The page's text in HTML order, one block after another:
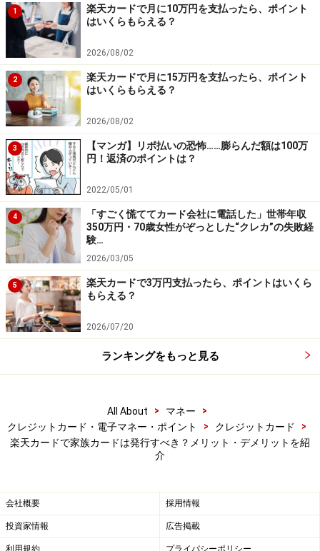
本会員と生計を同じくしている配偶者、親
本会員と生計を同じくしている18歳以上の子供（高
校生を除く）
家族であっても、生計を同じくしていない場合には家族
カードを持つことができないこともあります。また、18
歳未満の子供も基本的に対象外となります。
審査について
家族カードは通常のクレジットカードと違い、本会員の
信用でカードを発行するため、審査の必要がありませ
ん。
そのため、収入のない学生や専業主婦でもカードを作る
ことができます。
本会員がゴールドカードであれば、家族カードも同じグ
レードのカードが発行されます（※例外もあります）。
豪華な特典が家族もお得に利用できるようになるので、
賢く活用しましょう。
楽天カードにおける本カードとの違い
楽天カードにおける、本カードと家族カードの違いにつ
1
楽天カードで月に10万円を支払ったら、ポイント
はいくらもらえる？
2026/08/02
2
楽天カードで月に15万円を支払ったら、ポイント
はいくらもらえる？
2026/08/02
3
【マンガ】リボ払いの恐怖……膨らんだ額は100万
円！返済のポイントは？
2022/05/01
4
「すごく慌ててカード会社に電話した」世帯年収
350万円・70歳女性がぞっとした“クレカ”の失敗経
験…
2026/03/05
5
楽天カードで3万円支払ったら、ポイントはいくら
もらえる？
2026/07/20
ランキングをもっと見る
All About > マネー
>
クレジットカード・電子マネー・ポイント
> クレジットカード
>
楽天カードで家族カードは発行すべき？メリット・デメリットを紹
介
会社概要 採用情報
投資家情報 広告掲載
利用規約 プライバシーポリシー